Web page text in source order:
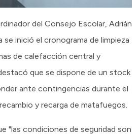
del Consejo Escolar, Adrián
se inició el cronograma de limpieza
de calefacción central y
que se dispone de un stock
ante contingencias durante el
y recarga de matafuegos.
"las condiciones de seguridad son